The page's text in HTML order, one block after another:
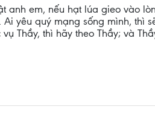
anh em, nếu hạt lúa gieo vào
yêu quý mạng sống mình, thì
Thầy, thì hãy theo Thầy; và